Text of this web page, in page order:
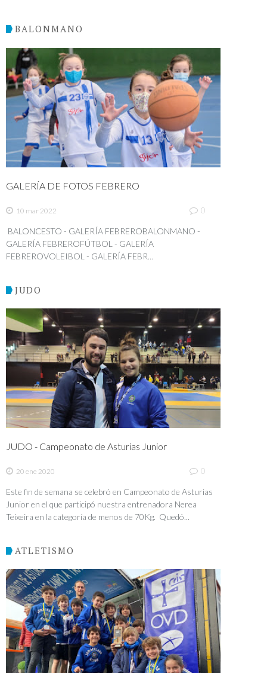
BALONMANO
GALERÍA DE FOTOS FEBRERO
10 mar 2022 0
BALONCESTO - GALERÍA FEBREROBALONMANO -
GALERÍA FEBREROFÚTBOL - GALERÍA
FEBREROVOLEIBOL - GALERÍA FEBR...
JUDO
JUDO - Campeonato de Asturias Junior
20 ene 2020 0
Este fin de semana se celebró en Campeonato de Asturias
Junior en el que participó nuestra entrenadora Nerea
Teixeira en la categoría de menos de 70Kg. Quedó...
ATLETISMO